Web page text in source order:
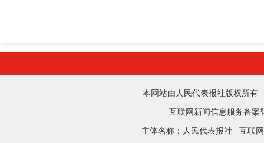
本网站由人民代表报社版权所
互联网新闻信息服务备
主体名称：人民代表报社 互联